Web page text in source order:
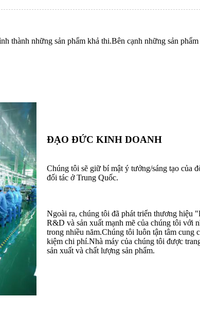
thành những sản phẩm khả thi.Bên cạnh những sản
ĐẠO ĐỨC KINH DOANH
Chúng tôi sẽ giữ bí mật ý tưởng/sáng tạo của
đối tác ở Trung Quốc.
Ngoài ra, chúng tôi đã phát triển thương
R&D và sản xuất mạnh mẽ của chúng tôi với
trong nhiều năm.Chúng tôi luôn tận tâm cung
kiệm chi phí.Nhà máy của chúng tôi được
sản xuất và chất lượng sản phẩm.